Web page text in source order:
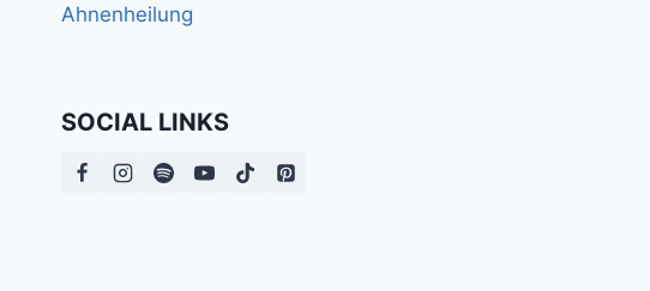
Ahnenheilung
SOCIAL LINKS